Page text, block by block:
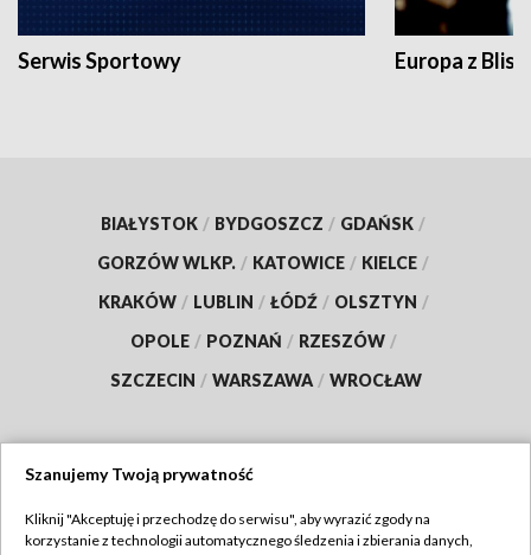
Serwis Sportowy Europa z
BIAŁYSTOK / BYDGOSZCZ / GDAŃSK /
GORZÓW WLKP. / KATOWICE / KIELCE /
KRAKÓW / LUBLIN / ŁÓDŹ / OLSZTYN /
OPOLE / POZNAŃ / RZESZÓW /
SZCZECIN / WARSZAWA / WROCŁAW
TVP
Szanujemy Twoją prywatność
Kliknij "Akceptuję i przechodzę do serwisu", aby wyrazić zgody na
korzystanie z technologii automatycznego śledzenia i zbierania danych,